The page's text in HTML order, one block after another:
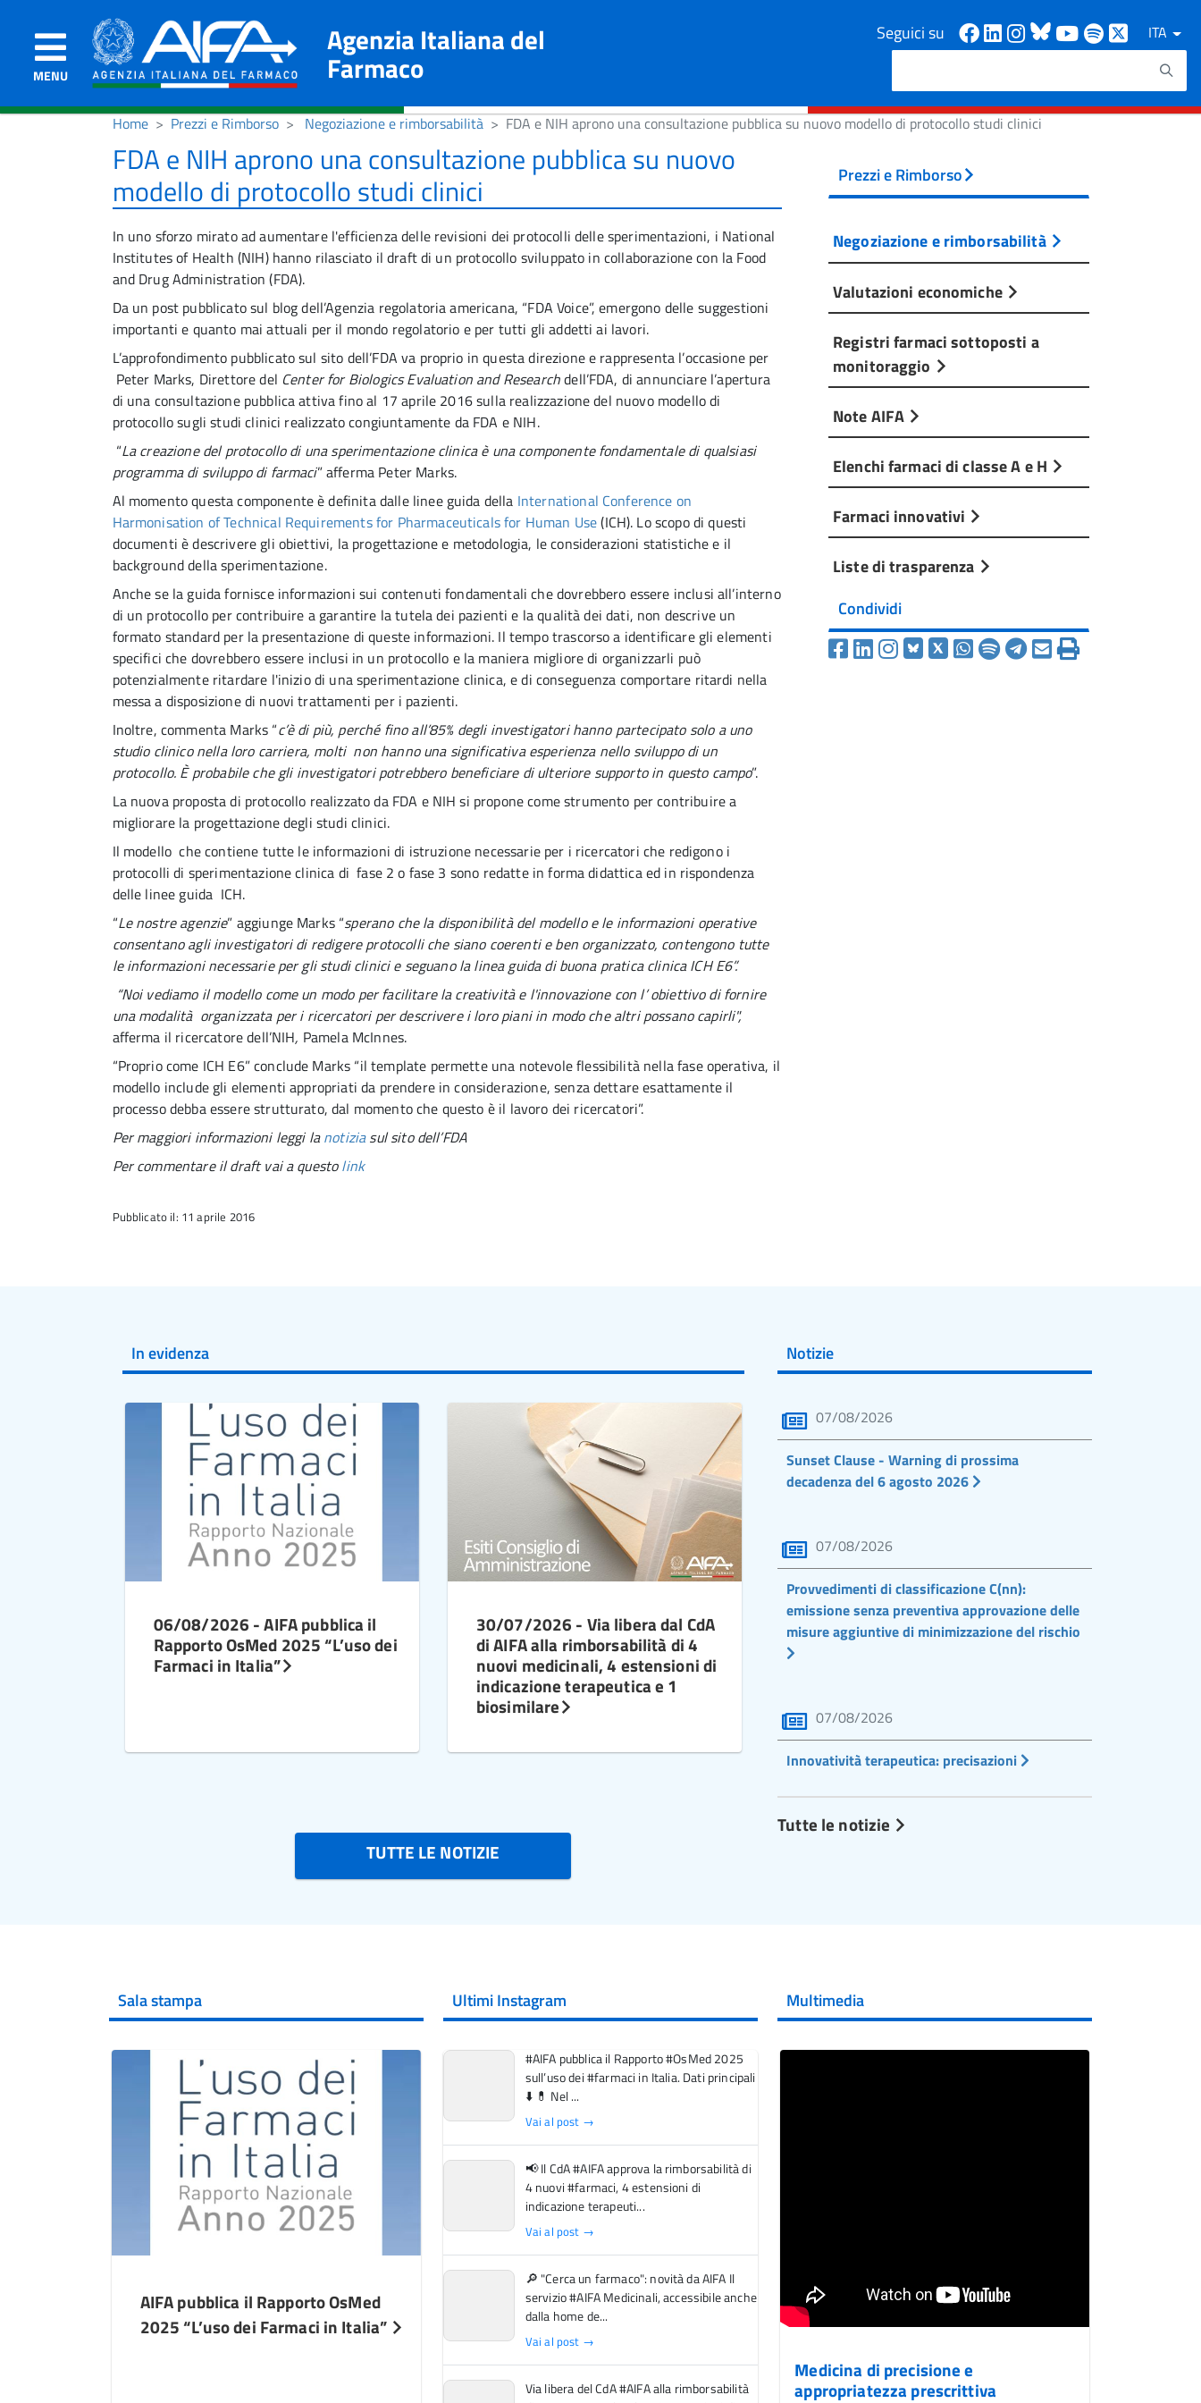
MENU
Agenzia Italiana del
Farmaco
Seguici su Facebook
Linkedin
Instagram
Bluesky
Youtube
Spotify
ITA
Cerca
Home Prezzi e Rimborso Negoziazione e rimborsabilità FDA e NIH aprono una consultazione pubblica su nuovo modello di protocollo studi clinici
FDA e NIH aprono una consultazione pubblica su nuovo
modello di protocollo studi clinici
In uno sforzo mirato ad aumentare l'efficienza delle revisioni dei protocolli delle sperimentazioni, i National
Institutes of Health (NIH) hanno rilasciato il draft di un protocollo sviluppato in collaborazione con la Food
and Drug Administration (FDA).
Da un post pubblicato sul blog dell’Agenzia regolatoria americana, “FDA Voice”, emergono delle suggestioni
importanti e quanto mai attuali per il mondo regolatorio e per tutti gli addetti ai lavori.
L’approfondimento pubblicato sul sito dell’FDA va proprio in questa direzione e rappresenta l’occasione per
Peter Marks, Direttore del Center for Biologics Evaluation and Researchdell’FDA, di annunciare l’apertura
di una consultazione pubblica attiva fino al 17 aprile 2016 sulla realizzazione del nuovo modello di
protocollo sugli studi clinici realizzato congiuntamente da FDA e NIH.
“La creazione del protocollo di una sperimentazione clinica è una componente fondamentale di qualsiasi
programma di sviluppo di farmaci” afferma Peter Marks.
Al momento questa componente è definita dalle linee guida della International Conference on
Harmonisation of Technical Requirements for Pharmaceuticals for Human Use(ICH). Lo scopo di questi
documenti è descrivere gli obiettivi, la progettazione e metodologia, le considerazioni statistiche e il
background della sperimentazione.
Anche se la guida fornisce informazioni sui contenuti fondamentali che dovrebbero essere inclusi all’interno
di un protocollo per contribuire a garantire la tutela dei pazienti e la qualità dei dati, non descrive un
formato standard per la presentazione di queste informazioni. Il tempo trascorso a identificare gli elementi
specifici che dovrebbero essere inclusi in un protocollo e la maniera migliore di organizzarli può
potenzialmente ritardare l'inizio di una sperimentazione clinica, e di conseguenza comportare ritardi nella
messa a disposizione di nuovi trattamenti per i pazienti.
Inoltre, commenta Marks “c’è di più, perché fino all’85% degli investigatori hanno partecipato solo a uno
studio clinico nella loro carriera, molti non hanno una significativa esperienza nello sviluppo di un
protocollo. È probabile che gli investigatori potrebbero beneficiare di ulteriore supporto in questo campo”.
La nuova proposta di protocollo realizzato da FDA e NIH si propone come strumento per contribuire a
migliorare la progettazione degli studi clinici.
Il modello che contiene tutte le informazioni di istruzione necessarie per i ricercatori che redigono i
protocolli di sperimentazione clinica di fase 2 o fase 3 sono redatte in forma didattica ed in rispondenza
delle linee guida ICH.
“Le nostre agenzie” aggiunge Marks “sperano che la disponibilità del modello e le informazioni operative
consentano agli investigatori di redigere protocolli che siano coerenti e ben organizzato, contengono tutte
le informazioni necessarie per gli studi clinici e seguano la linea guida di buona pratica clinica ICH E6”.
“Noi vediamo il modello come un modo per facilitare la creatività e l'innovazione con l’ obiettivo di fornire
una modalità organizzata per i ricercatori per descrivere i loro piani in modo che altri possano capirli",
afferma il ricercatore dell’NIH, Pamela McInnes.
“Proprio come ICH E6” conclude Marks “il template permette una notevole flessibilità nella fase operativa, il
modello include gli elementi appropriati da prendere in considerazione, senza dettare esattamente il
processo debba essere strutturato, dal momento che questo è il lavoro dei ricercatori”.
Per maggiori informazioni leggi lanotiziasul sito dell’FDA
Per commentare il draft vai a questolink
Pubblicato il: 11 aprile 2016
Prezzi e Rimborso
Negoziazione e rimborsabilità
Valutazioni economiche
Registri farmaci sottoposti a
monitoraggio
Note AIFA
Elenchi farmaci di classe A e H
Farmaci innovativi
Liste di trasparenza
Condividi
In evidenza
06/08/2026 - AIFA pubblica il
Rapporto OsMed 2025 “L’uso dei
Farmaci in Italia”
30/07/2026 - Via libera dal CdA
di AIFA alla rimborsabilità di 4
nuovi medicinali, 4 estensioni di
indicazione terapeutica e 1
biosimilare
TUTTE LE NOTIZIE
Notizie
07/08/2026
Sunset Clause - Warning di prossima
decadenza del 6 agosto 2026
07/08/2026
Provvedimenti di classificazione C(nn):
emissione senza preventiva approvazione delle
misure aggiuntive di minimizzazione del rischio
07/08/2026
Innovatività terapeutica: precisazioni
Tutte le notizie
Sala stampa
AIFA pubblica il Rapporto OsMed
2025 “L’uso dei Farmaci in Italia”
Ultimi Instagram
#AIFA pubblica il Rapporto #OsMed 2025
sull’uso dei #farmaci in Italia. Dati principali
⬇️ 💊 Nel ...
Vai al post →
📢 Il CdA #AIFA approva la rimborsabilità di
4 nuovi #farmaci, 4 estensioni di
indicazione terapeuti...
Vai al post →
🔎 "Cerca un farmaco": novità da AIFA Il
servizio #AIFA Medicinali, accessibile anche
dalla home de...
Vai al post →
Via libera del CdA #AIFA alla rimborsabilità
Multimedia
Medicina di precisione e
appropriatezza prescrittiva